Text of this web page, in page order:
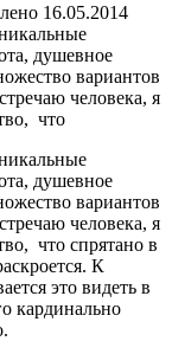
16.05.2014
душевное
вариантов
человека, я
что
душевное
вариантов
человека, я
что спрятано в
К
это видеть в
кардинально